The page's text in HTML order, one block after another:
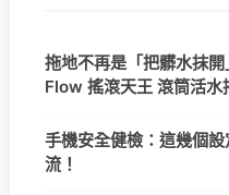
拖地不再是「把髒水抹
Flow 搖滾天王 滾筒活水
手機安全健檢：這幾個
流！